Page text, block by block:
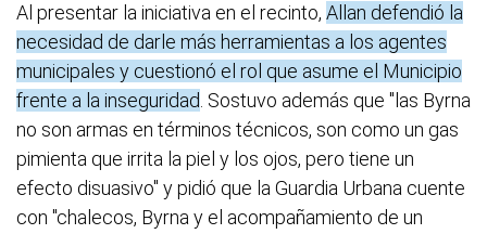
Al presentar la iniciativa en el recinto, Allan defendió la
necesidad de darle más herramientas a los agentes
municipales y cuestionó el rol que asume el Municipio
frente a la inseguridad . Sostuvo además que "las Byrna
no son armas en términos técnicos, son como un gas
pimienta que irrita la piel y los ojos, pero tiene un
efecto disuasivo" y pidió que la Guardia Urbana cuente
con "chalecos, Byrna y el acompañamiento de un